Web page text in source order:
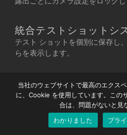
統合テストショットシ
テスト ショットを個別に保存し
らを表示します。
他のシーンの画像を比
画像をインポートして、フル解
クリッピング ビュー
当社のウェブサイトで最高のエクス
に、Cookie を使用しています。この
合は、問題がないと見
わかりました
プラ